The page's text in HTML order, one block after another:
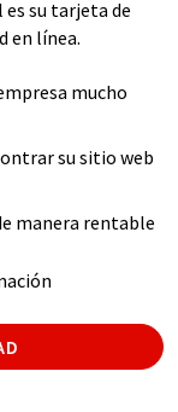
su tarjeta de
en línea.
mucho
su sitio web
manera rentable